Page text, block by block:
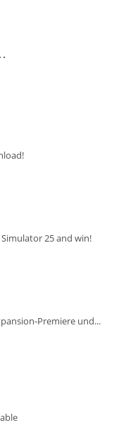
25 and win!
Premiere und...